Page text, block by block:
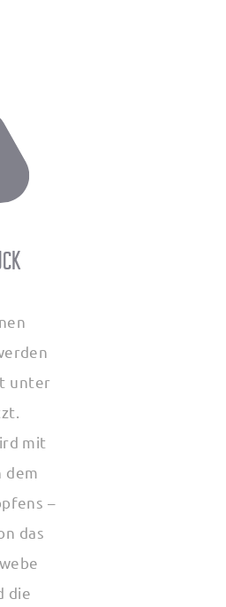
unter
mit
dem
–
das
die